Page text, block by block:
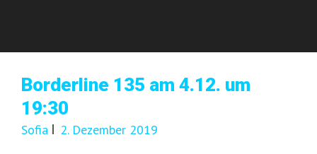
Borderline 135 am 4.12. um
19:30
Sofia 2. Dezember 2019